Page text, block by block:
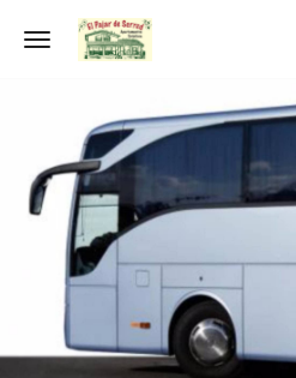
Toggle navigation